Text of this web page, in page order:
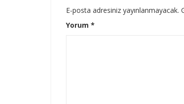
E-posta adresiniz yayınlanmayacak.
Yorum *